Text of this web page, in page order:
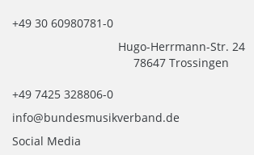
+49 30 60980781-0
Hugo-Herrmann-Str. 24
78647 Trossingen
+49 7425 328806-0
info@bundesmusikverband.de
Social Media